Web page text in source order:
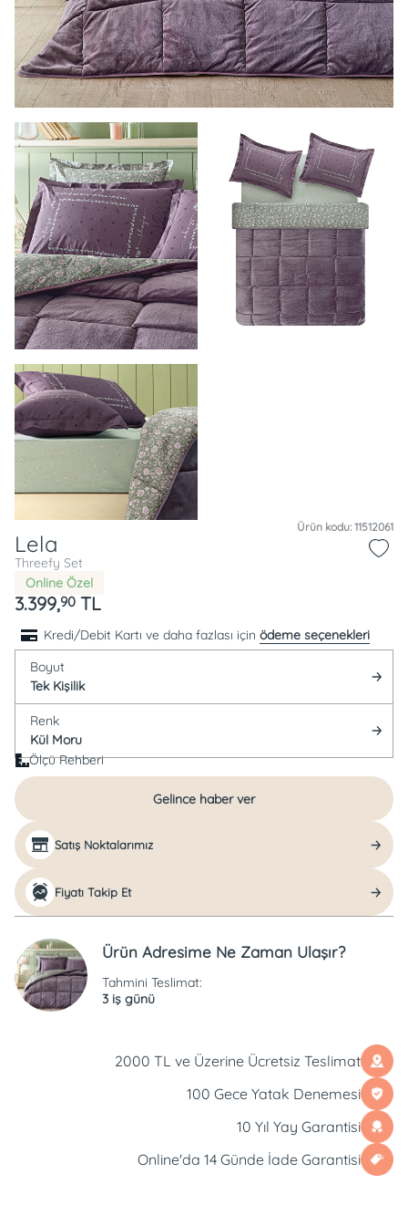
Ürün kodu: 11512061
Lela
Threefy Set
Online Özel
3.399,90 TL
Kredi/Debit Kartı ve daha fazlası için ödeme seçenekleri
Boyut
Tek Kişilik
Renk
Kül Moru
Ölçü Rehberi
Gelince haber ver
Satış Noktalarımız
Fiyatı Takip Et
Ürün Adresime Ne Zaman Ulaşır?
Tahmini Teslimat:
3 iş günü
2000 TL ve Üzerine Ücretsiz Teslimat
100 Gece Yatak Denemesi
10 Yıl Yay Garantisi
Online'da 14 Günde İade Garantisi